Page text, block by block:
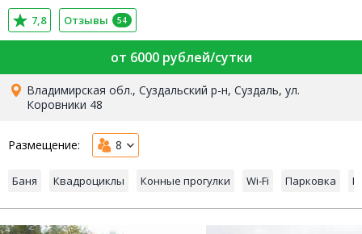
7,8 Отзывы 54
от 6000 рублей/сутки
Владимирская обл., Суздальский р-н, Суздаль, ул.
Коровники 48
Размещение: 8
Баня Квадроциклы Конные прогулки Wi-Fi Парковка